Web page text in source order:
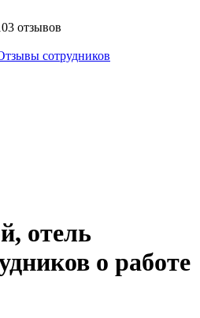
отзывов
отель
о работе